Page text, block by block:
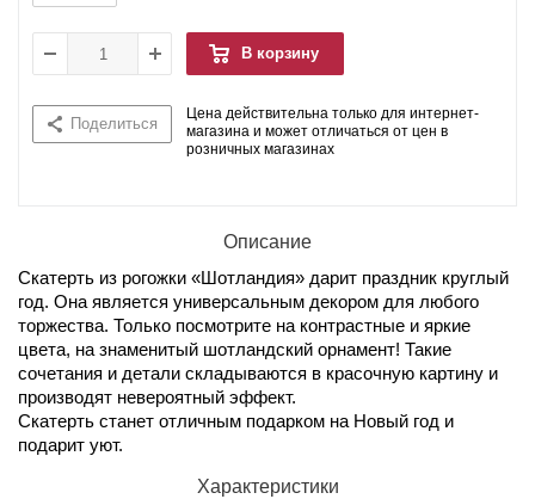
В корзину
Поделиться
Цена действительна только для интернет-
магазина и может отличаться от цен в
розничных магазинах
Описание
Скатерть из рогожки «Шотландия» дарит праздник круглый
год. Она является универсальным декором для любого
торжества. Только посмотрите на контрастные и яркие
цвета, на знаменитый шотландский орнамент! Такие
сочетания и детали складываются в красочную картину и
производят невероятный эффект.
Скатерть станет отличным подарком на Новый год и
подарит уют.
Характеристики